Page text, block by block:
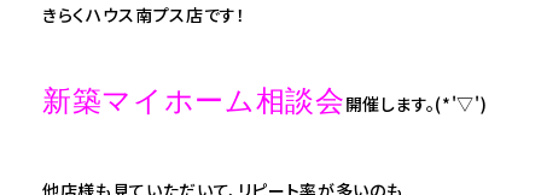
きらくハウス南プス店です！
新築マイホーム相談会開催します。(*'▽')
他店様も見ていただいて、リピート率が多いのも